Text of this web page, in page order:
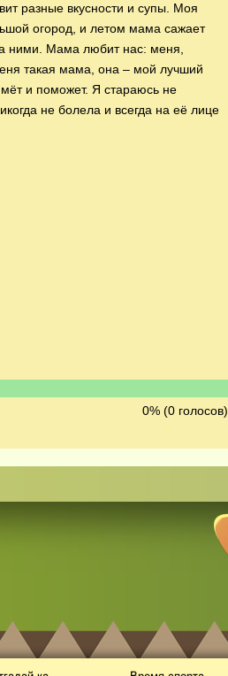
разные вкусности и супы. Моя
огород, и летом мама сажает
ними. Мама любит нас: меня,
такая мама, она – мой лучший
и поможет. Я стараюсь не
не болела и всегда на её лице
0% (0 голосов)